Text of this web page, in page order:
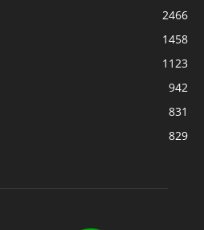
2466
1458
1123
942
831
829